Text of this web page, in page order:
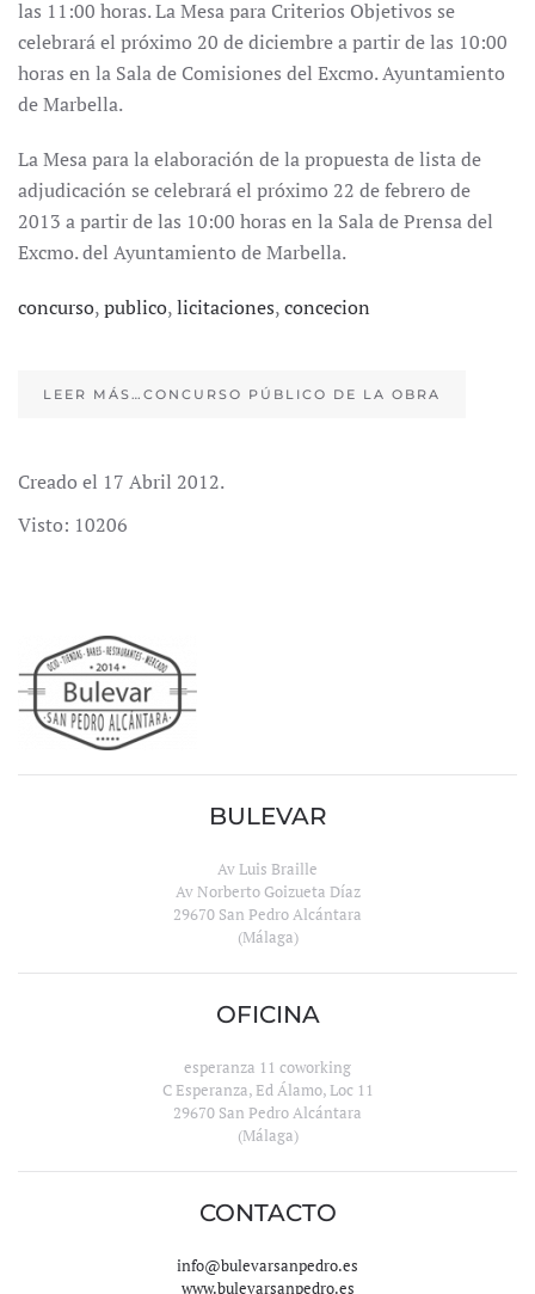
las 11:00 horas. La Mesa para Criterios Objetivos se
celebrará el próximo 20 de diciembre a partir de las 10:00
horas en la Sala de Comisiones del Excmo. Ayuntamiento
de Marbella.
La Mesa para la elaboración de la propuesta de lista de
adjudicación se celebrará el próximo 22 de febrero de
2013 a partir de las 10:00 horas en la Sala de Prensa del
Excmo. del Ayuntamiento de Marbella.
concurso,publico,licitaciones,concecion
LEER MÁS…CONCURSO PÚBLICO DE LA OBRA
Creado el 17 Abril 2012.
Visto: 10206
BULEVAR
Av Luis Braille
Av Norberto Goizueta Díaz
29670 San Pedro Alcántara
(Málaga)
OFICINA
esperanza 11 coworking
C Esperanza, Ed Álamo, Loc 11
29670 San Pedro Alcántara
(Málaga)
CONTACTO
info@bulevarsanpedro.es
www.bulevarsanpedro.es